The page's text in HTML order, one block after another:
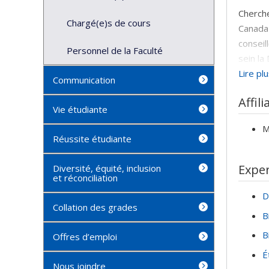
sein la
la
Lire
Chargé(e)s de cours
Personnel de la Faculté
Communication
Vie étudiante
Réussite étudiante
Diversité, équité, inclusion
et réconciliation
Collation des grades
Offres d’emploi
Nous joindre